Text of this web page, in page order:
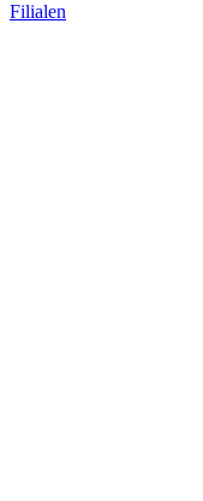
Filialen